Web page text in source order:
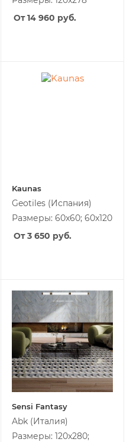
От 14 960 руб.
Kaunas
Geotiles (Испания)
Размеры: 60x60; 60x120
От 3 650 руб.
Sensi Fantasy
Abk (Италия)
Размеры: 120x280;